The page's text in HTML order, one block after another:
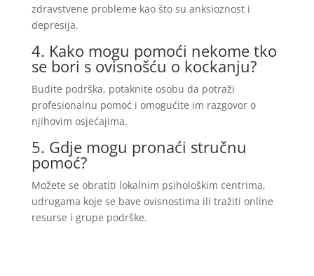
zdravstvene probleme kao što su anksioznost i
depresija.
4. Kako mogu pomoći nekome tko
se bori s ovisnošću o kockanju?
Budite podrška, potaknite osobu da potraži
profesionalnu pomoć i omogućite im razgovor o
njihovim osjećajima.
5. Gdje mogu pronaći stručnu
pomoć?
Možete se obratiti lokalnim psihološkim centrima,
udrugama koje se bave ovisnostima ili tražiti online
resurse i grupe podrške.